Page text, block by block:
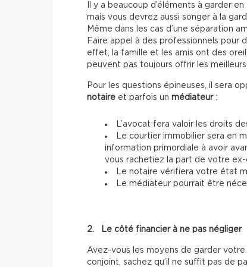
Il y a beaucoup d’éléments à garder
mais vous devrez aussi songer à la
Même dans les cas d’une séparation
Faire appel à des professionnels
effet, la famille et les amis ont des
peuvent pas toujours offrir les meilleurs
Pour les questions épineuses, il sera
notaire et parfois un médiateur :
L’avocat fera valoir les droits
Le courtier immobilier sera en
information primordiale à avoir
vous rachetiez la part de votre ex-
Le notaire vérifiera votre état
Le médiateur pourrait être
2. Le côté financier à ne pas négliger
Avez-vous les moyens de garder votre
conjoint, sachez qu’il ne suffit pas de